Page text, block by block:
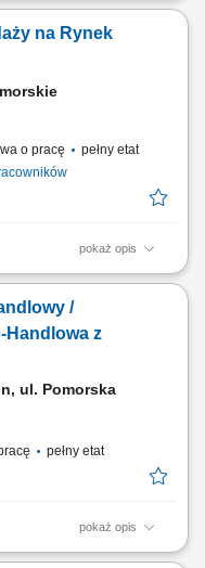
Our purpose, team,
Place to Work®
na Rynek
o pracę
pełny etat
pokaż opis
z klientami
finansowej; Budowanie
Partnerów
/
Handlowa z
ul. Pomorska
pełny etat
pokaż opis
dla klientów; Prowadzenie